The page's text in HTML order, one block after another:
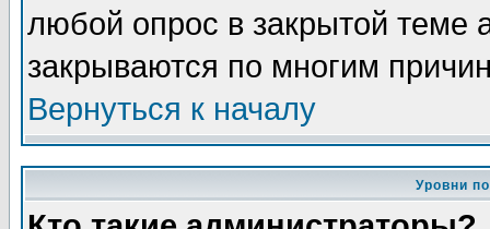
любой опрос в закрытой теме
закрываются по многим
Вернуться к началу
Уровни